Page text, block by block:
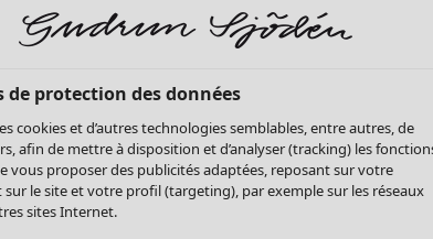
de protection des données
cookies et d’autres technologies semblables, entre autres, de
afin de mettre à disposition et d’analyser (tracking) les
vous proposer des publicités adaptées, reposant sur votre
le site et votre profil (targeting), par exemple sur les réseaux
sites Internet.